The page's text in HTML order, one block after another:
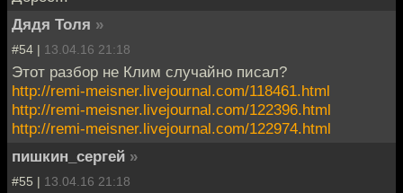
Дядя Толя »
#54 | 13.04.16 21:18
Этот разбор не Клим случайно писал?
http://remi-meisner.livejournal.com/118461.html
http://remi-meisner.livejournal.com/122396.html
http://remi-meisner.livejournal.com/122974.html
пишкин_сергей »
#55 | 13.04.16 21:18